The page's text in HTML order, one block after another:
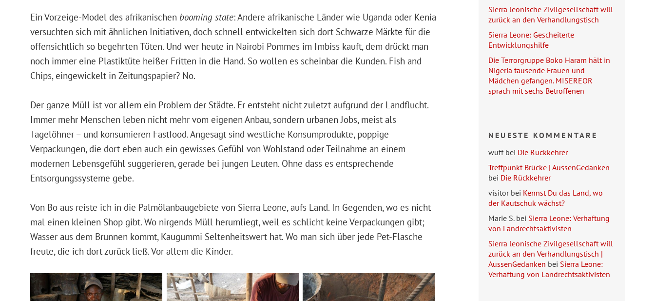
Ein Vorzeige-Model des afrikanischen booming state: Andere afrikanische Länder wie Uganda oder Kenia
versuchten sich mit ähnlichen Initiativen, doch schnell entwickelten sich dort Schwarze Märkte für die
offensichtlich so begehrten Tüten. Und wer heute in Nairobi Pommes im Imbiss kauft, dem drückt man
noch immer eine Plastiktüte heißer Fritten in die Hand. So wollen es scheinbar die Kunden. Fish and
Chips, eingewickelt in Zeitungspapier? No.
Der ganze Müll ist vor allem ein Problem der Städte. Er entsteht nicht zuletzt aufgrund der Landflucht.
Immer mehr Menschen leben nicht mehr vom eigenen Anbau, sondern urbanen Jobs, meist als
Tagelöhner – und konsumieren Fastfood. Angesagt sind westliche Konsumprodukte, poppige
Verpackungen, die dort eben auch ein gewisses Gefühl von Wohlstand oder Teilnahme an einem
modernen Lebensgefühl suggerieren, gerade bei jungen Leuten. Ohne dass es entsprechende
Entsorgungssysteme gebe.
Von Bo aus reiste ich in die Palmölanbaugebiete von Sierra Leone, aufs Land. In Gegenden, wo es nicht
mal einen kleinen Shop gibt. Wo nirgends Müll herumliegt, weil es schlicht keine Verpackungen gibt;
Wasser aus dem Brunnen kommt, Kaugummi Seltenheitswert hat. Wo man sich über jede Pet-Flasche
freute, die ich dort zurück ließ. Vor allem die Kinder.
Sierra leonische Zivilgesellschaft will
zurück an den Verhandlungstisch
Sierra Leone: Gescheiterte
Entwicklungshilfe
Die Terrorgruppe Boko Haram hält in
Nigeria tausende Frauen und
Mädchen gefangen. MISEREOR
sprach mit sechs Betroffenen
NEUESTE KOMMENTARE
wuffbei Die Rückkehrer
Treffpunkt Brücke | AussenGedanken
bei Die Rückkehrer
visitorbei Kennst Du das Land, wo
der Kautschuk wächst?
Marie S.bei Sierra Leone: Verhaftung
von Landrechtsaktivisten
Sierra leonische Zivilgesellschaft will
zurück an den Verhandlungstisch |
AussenGedanken bei Sierra Leone:
Verhaftung von Landrechtsaktivisten